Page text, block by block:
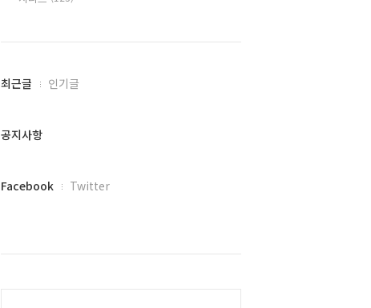
최
과
글
최근글 인기글
공지사항
페
Facebook Twitter